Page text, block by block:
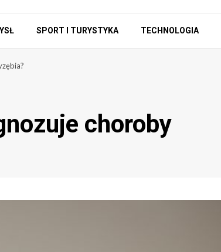
SPORT I TURYSTYKA TECHNOLOGIA
choroby